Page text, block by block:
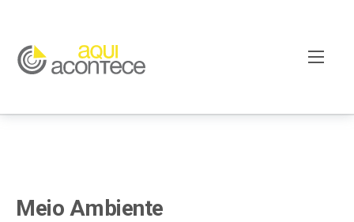
googleb82de9a22cec23e8.html
Meio Ambiente